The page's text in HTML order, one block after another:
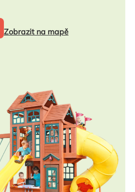
Zobrazit na mapě